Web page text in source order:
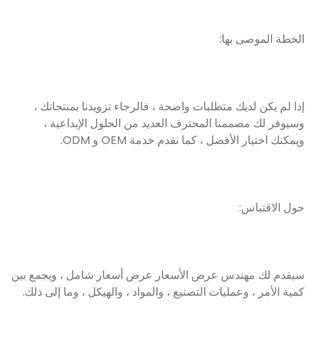
الخطة الموصى بها:
إذا لم يكن لديك متطلبات واضحة ، فالرجاء تزويدنا بمنتجاتك ،
وسيوفر لك مصممنا المحترف العديد من الحلول الإبداعية ،
ويمكنك اختيار الأفضل ، كما نقدم خدمة OEM و ODM.
حول الاقتباس:
سيقدم لك مهندس عرض الأسعار عرض أسعار شامل ، ويجمع بين
كمية الأمر ، وعمليات التصنيع ، والمواد ، والهيكل ، وما إلى ذلك.